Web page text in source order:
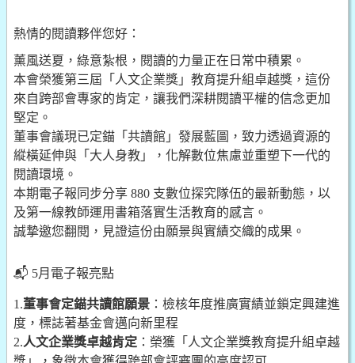
熱情的閱讀夥伴您好：
薰風送夏，綠意紮根，閱讀的力量正在日常中積累。
本會榮獲第三屆「人文企業獎」教育提升組卓越獎，這份
來自跨部會專家的肯定，讓我們深耕閱讀平權的信念更加
堅定。
董事會議現已定錨「共讀館」發展藍圖，致力透過資源的
縱橫延伸與「大人身教」，化解數位焦慮並重塑下一代的
閱讀環境。
本期電子報同步分享 880 支數位探究隊伍的最新動態，以
及第一線教師運用書箱落實生活教育的感言。
誠摯邀您翻閱，見證這份由願景與實績交織的成果。
📬 5月電子報亮點
1.董事會定錨共讀館願景 ：檢核年度推廣實績並鎖定興建進
度，標誌著基金會邁向新里程
2.人文企業獎卓越肯定 ：榮獲「人文企業獎教育提升組卓越